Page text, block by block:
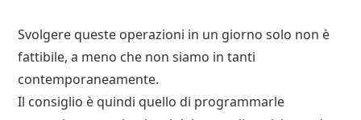
Svolgere queste operazioni in un giorno solo non è
fattibile, a meno che non siamo in tanti
contemporaneamente.
Il consiglio è quindi quello di programmarle